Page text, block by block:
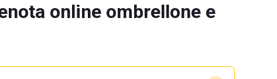
online ombrellone e